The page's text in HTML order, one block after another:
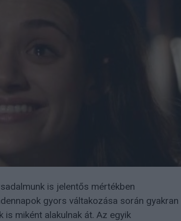
is jelentős mértékben
gyors váltakozása során gyakran
miként alakulnak át. Az egyik